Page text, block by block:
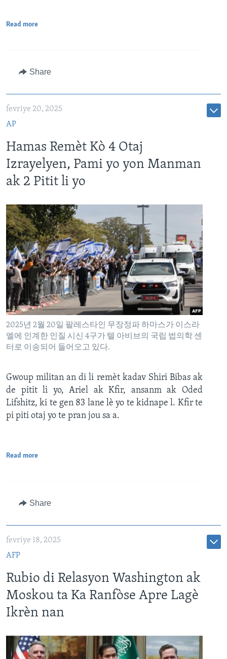
Read more
Share
fevriye 20, 2025
AP
Hamas Remèt Kò 4 Otaj
Izrayelyen, Pami yo yon Manman
ak 2 Pitit li yo
2025년 2월 20일 팔레스타인 무장정파 하마스가 이스라
엘에 인계한 인질 시신 4구가 텔 아비브의 국립 법의학 센
터로 이송되어 들어오고 있다.
Gwoup militan an di li remèt kadav Shiri Bibas ak
de pitit li yo, Ariel ak Kfir, ansanm ak Oded
Lifshitz, ki te gen 83 lane lè yo te kidnape l. Kfir te
pi piti otaj yo te pran jou sa a.
Read more
Share
fevriye 18, 2025
AFP
Rubio di Relasyon Washington ak
Moskou ta Ka Ranfòse Apre Lagè
Ikrèn nan